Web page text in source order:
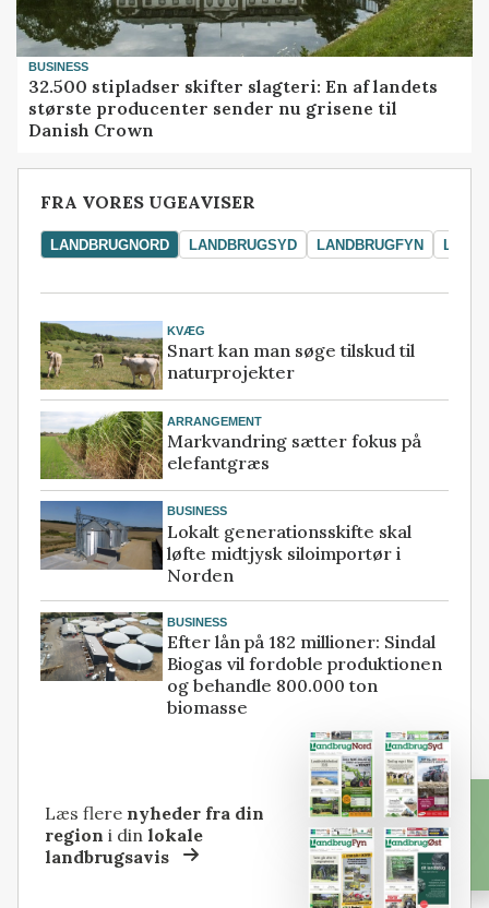
BUSINESS
32.500 stipladser skifter slagteri: En af landets
største producenter sender nu grisene til
Danish Crown
FRA VORES UGEAVISER
LANDBRUGNORD LANDBRUGSYD LANDBRUGFYN
KVÆG
Snart kan man søge tilskud til
naturprojekter
ARRANGEMENT
Markvandring sætter fokus på
elefantgræs
BUSINESS
Lokalt generationsskifte skal
løfte midtjysk siloimportør i
Norden
BUSINESS
Efter lån på 182 millioner: Sindal
Biogas vil fordoble produktionen
og behandle 800.000 ton
biomasse
Læs flere nyheder fra din
region i dinlokale
landbrugsavis